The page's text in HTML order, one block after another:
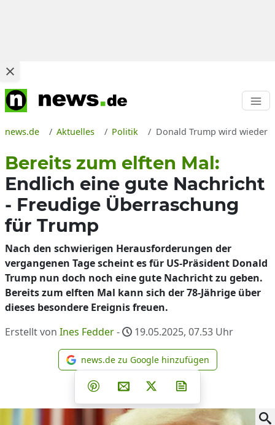
news.de Aktuelles Politik Donald Trump wird wieder
Bereits zum elften Mal:
Endlich eine gute Nachricht
- Freudige Überraschung
für Trump
Nach den schwierigen Herausforderungen der
vergangenen Tage scheint es für US-Präsident Donald
Trump nun doch noch eine gute Nachricht zu geben.
Bereits zum elften Mal kann sich der 78-Jährige über
dieses besondere Ereignis freuen.
Erstellt von Ines Fedder- 19.05.2025, 07.53 Uhr
news.de zu Google
news.de zu Google hinzufügen
Teilen auf Facebook
Teilen auf Whatsapp
Teilen auf Telegram
Teilen auf Pinterest
Per E-Mail teilen
Post auf X